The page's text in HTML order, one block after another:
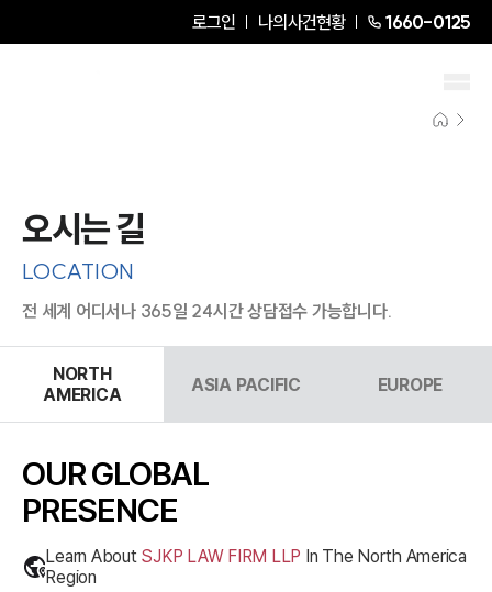
로그인 나의사건현황 1660-0125
오시는 길
LOCATION
전 세계 어디서나 365일 24시간 상담접수 가능합니다.
NORTH
AMERICA
ASIA PACIFIC EUROPE
OUR GLOBAL
PRESENCE
Learn About SJKP LAW FIRM LLP In The North America
Region